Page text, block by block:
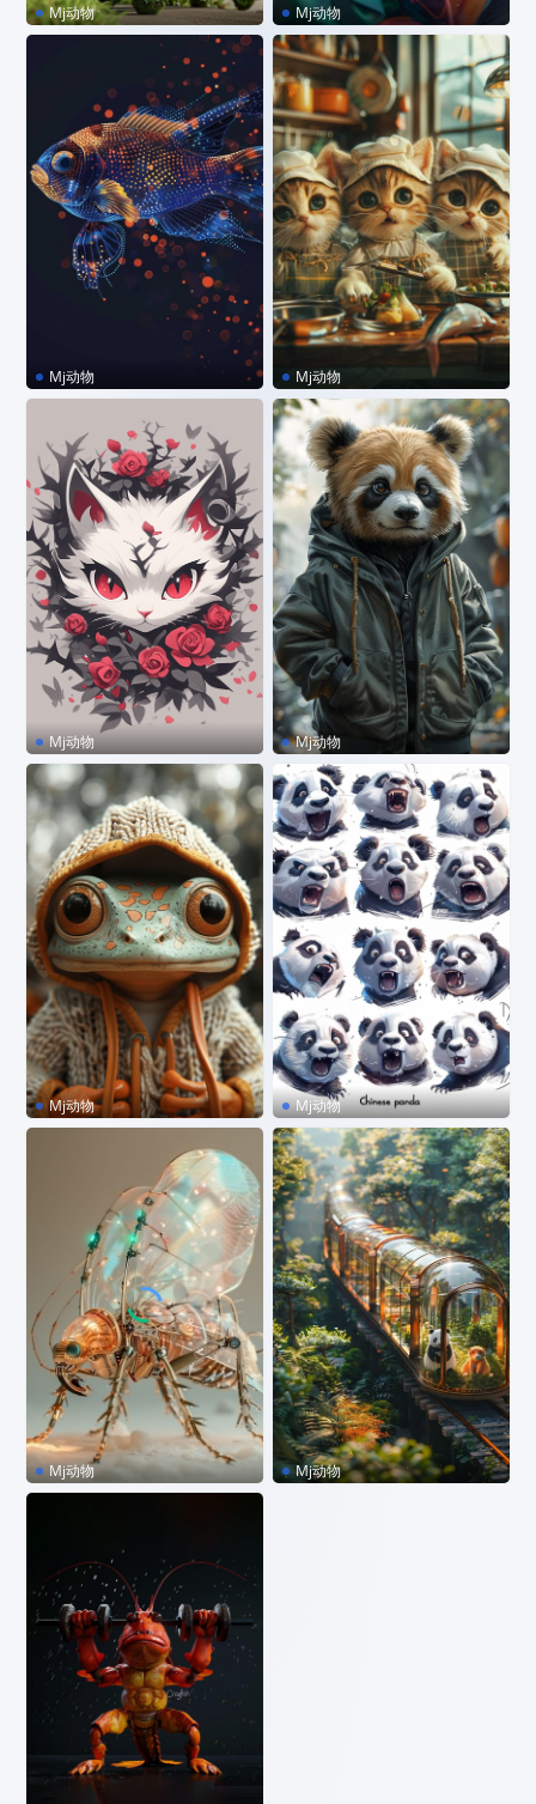
Mj动物
MJ咒语｜长草的动物
Mj动物
MJ咒语｜有点潮的猫咪
Mj动物
MJ咒语｜粒子金鱼
Mj动物
MJ咒语｜可爱猫咪
Mj动物
MJ咒语｜荆棘玫瑰猫咪
Mj动物
MJ咒语｜一只超萌熊猫
Mj动物
MJ咒语｜一只可爱的青蛙
Mj动物
MJ咒语｜动物表情包
Mj动物
MJ咒语｜机械透明动物
Mj动物